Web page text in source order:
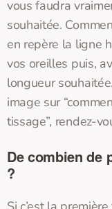
vous faudra
souhaitée.
en repère la ligne
vos oreilles puis,
longueur
image sur
tissage”, rendez-
De combien de
?